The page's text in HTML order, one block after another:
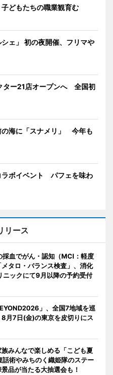
どもたちの職業観育む
ェ」 初の夜開催、フリマや
ター21店オープンへ 全国初
の海に「スナメリ」 今年も
ラボイベント パフェを味わ
リース
採血でがん・認知（MCI：軽度
タロ・バランス検査」、消化
ニックにて9月以降の予約受付
」、全国7地域を巡
月7日(金)の東京を皮切りにス
族みんなで楽しめる「こども夏
術やみちのく織姫隊のステー
品が当たる大抽選会も！